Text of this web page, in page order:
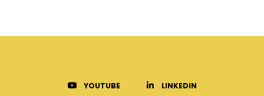
YOUTUBE LINKEDIN